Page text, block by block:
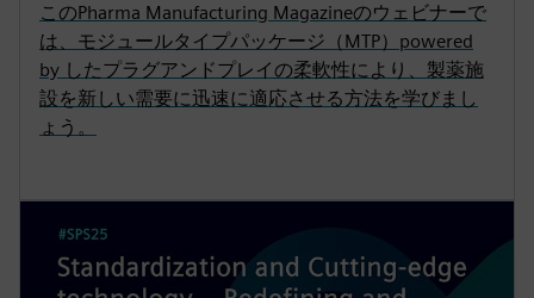
このPharma Manufacturing Magazineのウェビナーで
は、モジュールタイプパッケージ（MTP）powered
by したプラグアンドプレイの柔軟性により、製薬施
設を新しい需要に迅速に適応させる方法を学びまし
ょう。